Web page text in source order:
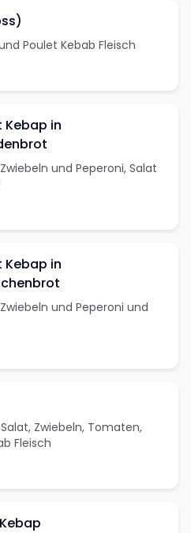
Poulet Kebab Fleisch
Kebap in
und Peperoni, Salat
Kebap in
und Peperoni und
Zwiebeln, Tomaten,
Fleisch